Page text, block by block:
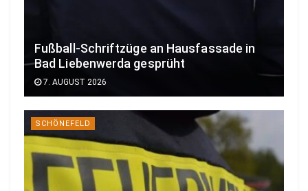
Fußball-Schriftzüge an Hausfassade in
Bad Liebenwerda gesprüht
7. AUGUST 2026
SCHÖNEFELD